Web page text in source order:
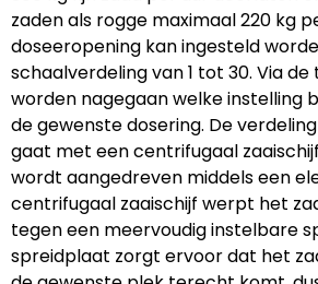
zaden als rogge maximaal 220 kg
doseeropening kan ingesteld
schaalverdeling van 1 tot 30. Via
worden nagegaan welke instelling
de gewenste dosering. De
gaat met een centrifugaal
wordt aangedreven middels een
centrifugaal zaaischijf werpt het
tegen een meervoudig instelbare
spreidplaat zorgt ervoor dat het